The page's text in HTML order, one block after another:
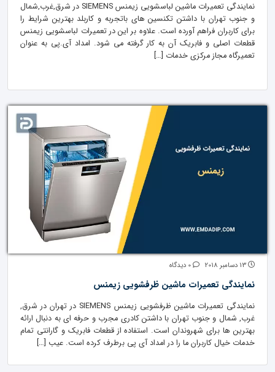
نمایندگی تعمیرات ماشین لباسشویی زیمنس SIEMENS در شرق,غرب,شمال
و جنوب تهران با داشتن تکنسین های باتجربه و کاربلد بهترین شرایط را
برای کاربران فراهم آورده است. علاوه بر این در تعمیرات لباسشویی زیمنس
قطعات اصلی و فابریک آن به کار گرفته می شود. امداد آی.پی به عنوان
تعمیرگاه مجاز مرکزی خدمات […]
نمایندگی تعمیرات ماشین ظرفشویی زیمنس
نمایندگی تعمیرات ماشین ظرفشویی زیمنس SIEMENS در تهران در شرق,
غرب, شمال و جنوب تهران با داشتن کادری مجرب و حرفه ای به دنبال ارائه
بهترین ها برای شهروندان است. استفاده از قطعات فابریک و گارانتی تمام
خدمات خیال کاربران ما را در امداد آی پی برطرف کرده است. عیب […]